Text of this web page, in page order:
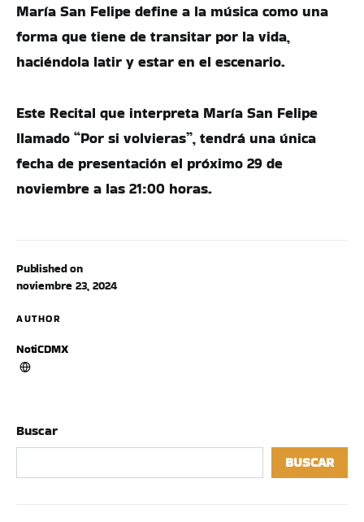
Published on
noviembre 23, 2024
AUTHOR
NotiCDMX
María San Felipe define a la música como una
forma que tiene de transitar por la vida,
haciéndola latir y estar en el escenario.
Este Recital que interpreta María San Felipe
llamado “Por si volvieras”, tendrá una única
fecha de presentación el próximo 29 de
noviembre a las 21:00 horas.
Buscar
BUSCAR